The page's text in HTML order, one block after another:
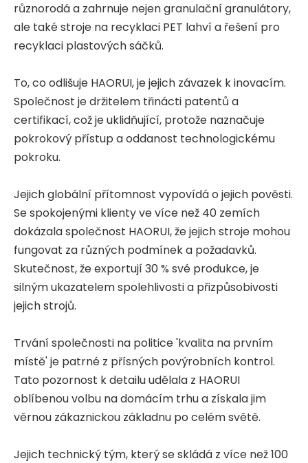
různorodá a zahrnuje nejen granulační granulátory,
ale také stroje na recyklaci PET lahví a řešení pro
recyklaci plastových sáčků.
To, co odlišuje HAORUI, je jejich závazek k inovacím.
Společnost je držitelem třinácti patentů a
certifikací, což je uklidňující, protože naznačuje
pokrokový přístup a oddanost technologickému
pokroku.
Jejich globální přítomnost vypovídá o jejich pověsti.
Se spokojenými klienty ve více než 40 zemích
dokázala společnost HAORUI, že jejich stroje mohou
fungovat za různých podmínek a požadavků.
Skutečnost, že exportují 30 % své produkce, je
silným ukazatelem spolehlivosti a přizpůsobivosti
jejich strojů.
Trvání společnosti na politice 'kvalita na prvním
místě' je patrné z přísných povýrobních kontrol.
Tato pozornost k detailu udělala z HAORUI
oblíbenou volbu na domácím trhu a získala jim
věrnou zákaznickou základnu po celém světě.
Jejich technický tým, který se skládá z více než 100